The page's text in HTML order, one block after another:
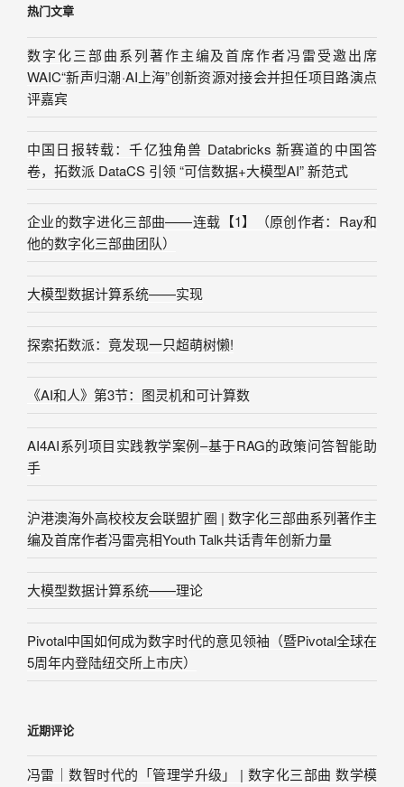
热门文章
数字化三部曲系列著作主编及首席作者冯雷受邀出席
WAIC“新声归潮·AI上海”创新资源对接会并担任项目路演点
评嘉宾
中国日报转载：千亿独角兽 Databricks 新赛道的中国答
卷，拓数派 DataCS 引领 “可信数据+大模型AI” 新范式
企业的数字进化三部曲——连载【1】（原创作者：Ray和
他的数字化三部曲团队）
大模型数据计算系统——实现
探索拓数派：竟发现一只超萌树懒!
《AI和人》第3节：图灵机和可计算数
AI4AI系列项目实践教学案例–基于RAG的政策问答智能助
手
沪港澳海外高校校友会联盟扩圈 | 数字化三部曲系列著作主
编及首席作者冯雷亮相Youth Talk共话青年创新力量
大模型数据计算系统——理论
Pivotal中国如何成为数字时代的意见领袖（暨Pivotal全球在
5周年内登陆纽交所上市庆）
近期评论
冯雷｜数智时代的「管理学升级」 | 数字化三部曲 数学模